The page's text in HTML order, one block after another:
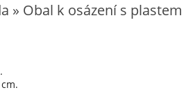
» Obal k osázení s plastem